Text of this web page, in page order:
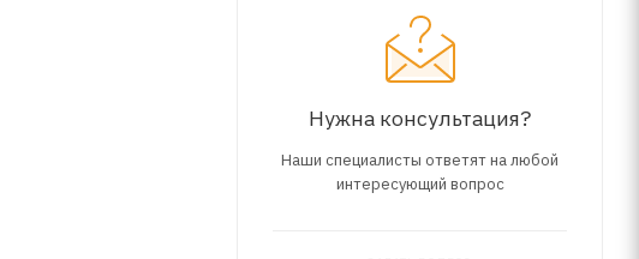
Нужна консультация?
Наши специалисты ответят на любой
интересующий вопрос